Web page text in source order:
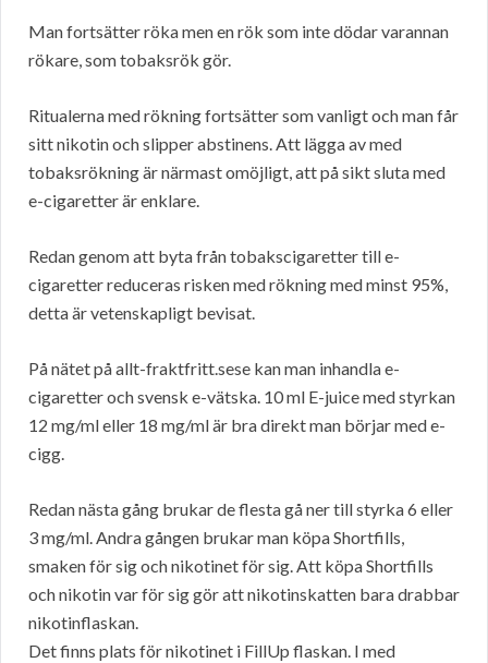
Man fortsätter röka men en rök som inte dödar varannan
rökare, som tobaksrök gör.
Ritualerna med rökning fortsätter som vanligt och man får
sitt nikotin och slipper abstinens. Att lägga av med
tobaksrökning är närmast omöjligt, att på sikt sluta med
e-cigaretter är enklare.
Redan genom att byta från tobakscigaretter till e-
cigaretter reduceras risken med rökning med minst 95%,
detta är vetenskapligt bevisat.
På nätet på allt-fraktfritt.sese kan man inhandla e-
cigaretter och svensk e-vätska. 10 ml E-juice med styrkan
12 mg/ml eller 18 mg/ml är bra direkt man börjar med e-
cigg.
Redan nästa gång brukar de flesta gå ner till styrka 6 eller
3 mg/ml. Andra gången brukar man köpa Shortfills,
smaken för sig och nikotinet för sig. Att köpa Shortfills
och nikotin var för sig gör att nikotinskatten bara drabbar
nikotinflaskan.
Det finns plats för nikotinet i FillUp flaskan. I med